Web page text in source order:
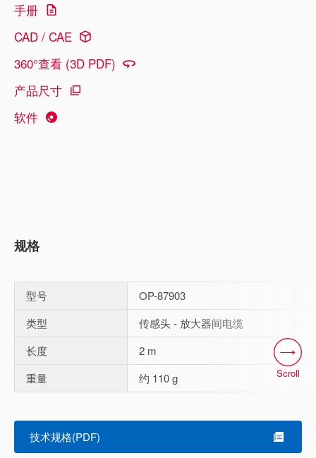
手册
CAD / CAE
360°查看 (3D PDF)
产品尺寸
软件
规格
型号
OP-87903
类型
传感头 - 放大器间电缆
长度
2 m
重量
约 110 g Scroll
技术规格(PDF)